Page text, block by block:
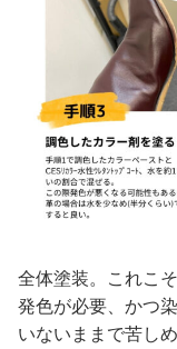
全体塗装。これこ
発色が必要、かつ
いないままで苦し